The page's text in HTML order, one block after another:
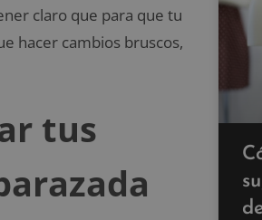
claro que para que tu
hacer cambios bruscos,
tus